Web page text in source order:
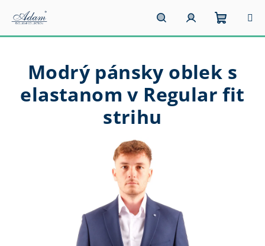
obsah
HľadaťPrihlásenie
košík
Modrý pánsky oblek s
elastanom v Regular fit
strihu